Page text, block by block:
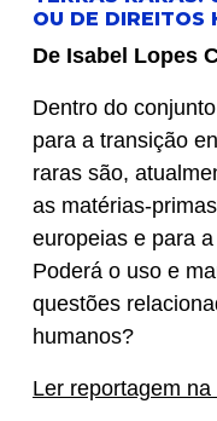
OU DE DIREITOS
De Isabel Lopes
Dentro do
para a transição
raras são,
as matérias-
europeias e para
Poderá o uso e
questões
humanos?
Ler reportagem